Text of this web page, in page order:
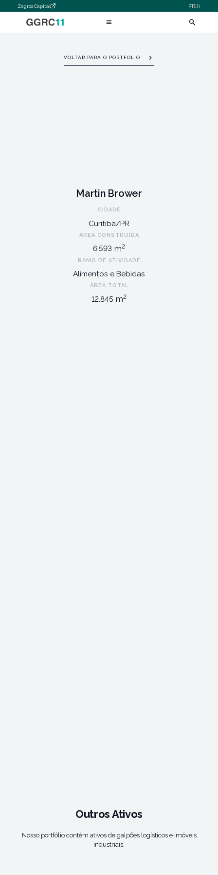
Zagros Capital PTEN
VOLTAR PARA O PORTFOLIO
Martin Brower
CIDADE
Curitiba/PR
ÁREA CONSTRUÍDA
6.593 m2
RAMO DE ATIVIDADE
Alimentos e Bebidas
ÁREA TOTAL
12.845 m2
Outros Ativos
Nosso portfólio contém ativos de galpões logísticos e imóveis
industriais.